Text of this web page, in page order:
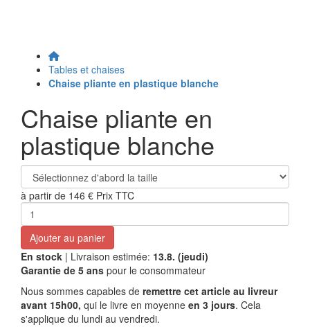
Tables et chaises
Chaise pliante en plastique blanche
Chaise pliante en
plastique blanche
à partir de 146 € Prix TTC
Ajouter au panier
En stock | Livraison estimée: 13.8. (jeudi)
Garantie de 5 ans pour le consommateur
Nous sommes capables de remettre cet article au livreur
avant 15h00, qui le livre en moyenne en 3 jours. Cela
s'applique du lundi au vendredi.